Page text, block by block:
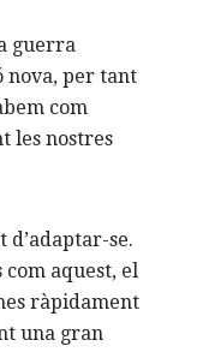
guerra
nova, per tant
com
les nostres
d’adaptar-se.
aquest, el
ràpidament
una gran